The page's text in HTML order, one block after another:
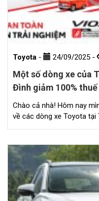
Toyota - 24/09/2025 -
Một số dòng xe của
Đình giảm 100%
Chào cả nhà! Hôm nay
về các dòng xe Toyota tại